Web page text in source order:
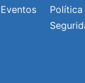
Eventos
Política